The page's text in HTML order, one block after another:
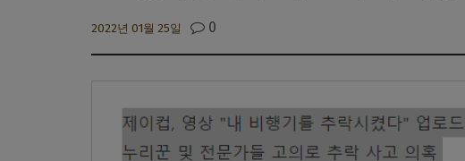
2022년 01월 25일 0